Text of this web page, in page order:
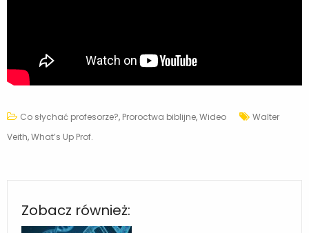
Co słychać profesorze?, Proroctwa biblijne,Wideo
Walter
Veith,What’s Up Prof.
Zobacz również: